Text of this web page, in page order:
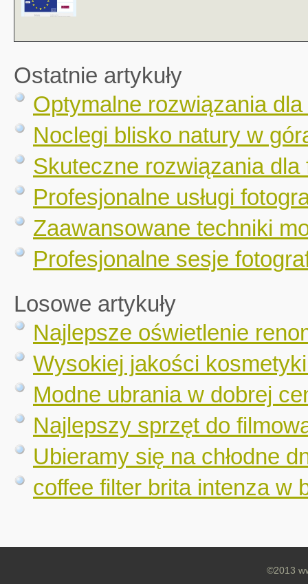
Ostatnie artykuły
Optymalne rozwiązania dla
Noclegi blisko natury w
Skuteczne rozwiązania
Profesjonalne usługi
Zaawansowane techniki
Profesjonalne sesje
Losowe artykuły
Najlepsze oświetlenie
Wysokiej jakości
Modne ubrania w dobrej
Najlepszy sprzęt do
Ubieramy się na chłodne
coffee filter brita intenza w
©2013